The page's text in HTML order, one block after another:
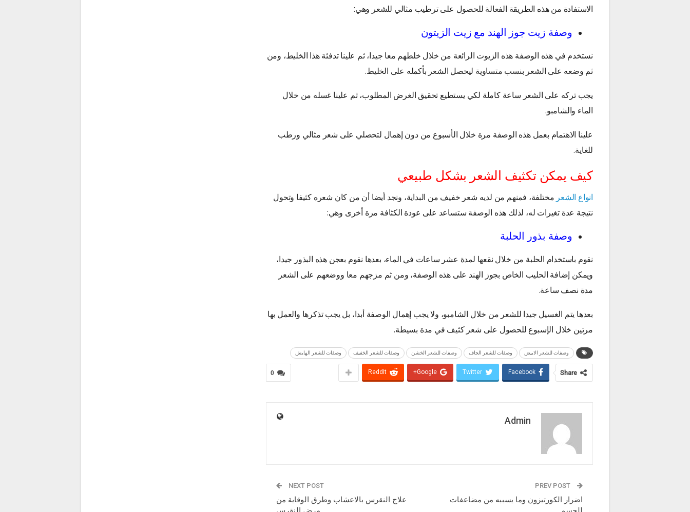
الاستفادة من هذه الطريقة الفعالة للحصول على ترطيب مثالي للشعر وهي:
وصفة زيت جوز الهند مع زيت الزيتون
نستخدم في هذه الوصفة هذه الزيوت الرائعة من خلال خلطهم معا جيدا، ثم علينا تدفئة هذا الخليط، ومن
ثم وضعه على الشعر بنسب متساوية ليحصل الشعر بأكمله على الخليط.
يجب تركه على الشعر ساعة كاملة لكي يستطيع تحقيق الغرض المطلوب، ثم علينا غسله من خلال
الماء والشامبو.
علينا الاهتمام بعمل هذه الوصفة مرة خلال الأسبوع من دون إهمال لتحصلي على شعر مثالي ورطب
للغاية.
كيف يمكن تكثيف الشعر بشكل طبيعي
انواع الشعر مختلفة، فمنهم من لديه شعر خفيف من البداية، ونجد أيضا أن من كان شعره كثيفا وتحول
نتيجة عدة تغيرات له، لذلك هذه الوصفة ستساعد على عودة الكثافة مرة أخرى وهي:
وصفة بذور الحلبة
نقوم باستخدام الحلبة من خلال نقعها لمدة عشر ساعات في الماء، بعدها نقوم بعجن هذه البذور جيدا،
ويمكن إضافة الحليب الخاص بجوز الهند على هذه الوصفة، ومن ثم مزجهم معا ووضعهم على الشعر
مدة نصف ساعة.
بعدها يتم الغسيل جيدا للشعر من خلال الشامبو، ولا يجب إهمال الوصفة أبدا، بل يجب تذكرها والعمل بها
مرتين خلال الإسبوع للحصول على شعر كثيف في مدة بسيطة.
وصفات للشعر الابيض وصفات للشعر الجاف وصفات للشعر الخشن وصفات للشعر الخفيف وصفات للشعر الهايش
0 Share
Facebook
Twitter
Google+
ReddIt
Admin
اضرار الكورتيزون وما يسببه من مضاعفات
NEXT POST
علاج النقرس بالاعشاب وطرق الوقاية من